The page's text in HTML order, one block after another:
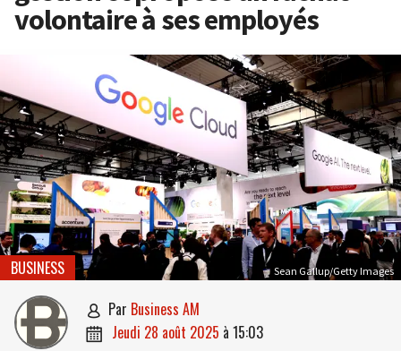
volontaire à ses employés
Sean Gallup/Getty Images
BUSINESS
 par Business AM
 jeudi 28 août 2025 à 15:03